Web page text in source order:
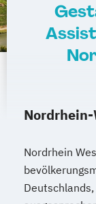
Nordrhein